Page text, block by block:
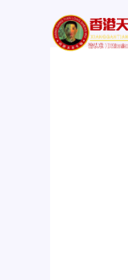
navigation